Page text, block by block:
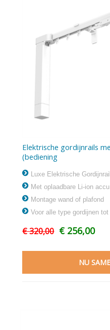
Elektrische gordijnrails
(bediening
Luxe Elektrische
Met oplaadbare Li-ion
Montage wand of plafond
Voor alle type gordijnen
€ 320,00 € 256,00